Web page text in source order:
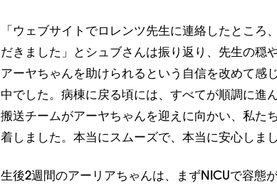
「ウェブサイトでロレンツ先生に連絡したところ
だきました」とシュブさんは振り返り、先生の穏
アーヤちゃんを助けられるという自信を改めて感
中でした。病棟に戻る頃には、すべてが順調に進
搬送チームがアーヤちゃんを迎えに向かい、私た
着しました。本当にスムーズで、本当に安心しまし
生後2週間のアーリアちゃんは、まずNICUで容態